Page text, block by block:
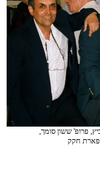
פרופ' ששון סומך,